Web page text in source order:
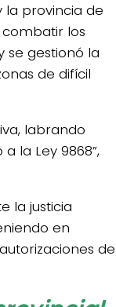
la provincia de
los
se gestionó la
de difícil
labrando
la Ley 9868”,
la justicia
en
de